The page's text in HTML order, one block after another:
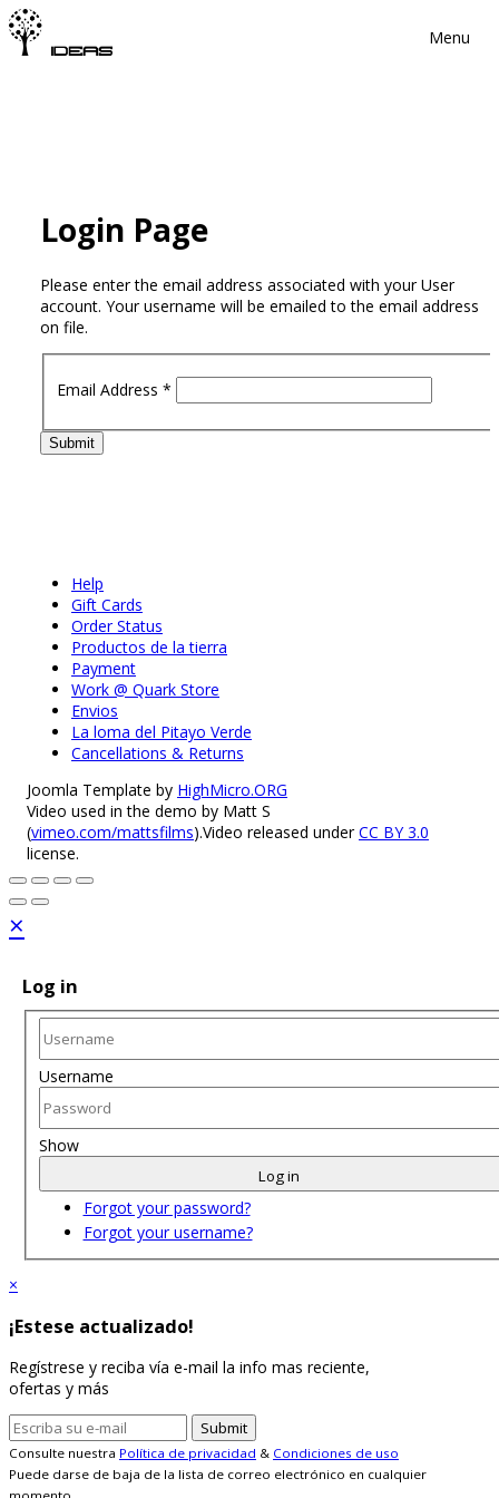
Menu
Login Page
Please enter the email address associated with your User
account. Your username will be emailed to the email address
on file.
Email Address *
Submit
Help
Gift Cards
Order Status
Productos de la tierra
Payment
Work @ Quark Store
Envios
La loma del Pitayo Verde
Cancellations & Returns
Joomla Template by HighMicro.ORG
Video used in the demo by Matt S
(vimeo.com/mattsfilms).Video released underCC BY 3.0
license.
×
Log in
Username
Show
Log in
Forgot your password?
Forgot your username?
×
¡Estese actualizado!
Regístrese y reciba vía e-mail la info mas reciente,
ofertas y más
Consulte nuestra Política de privacidad & Condiciones de uso
Puede darse de baja de la lista de correo electrónico en cualquier